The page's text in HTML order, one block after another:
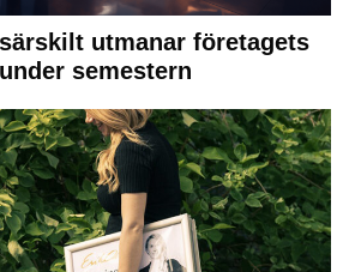
utmanar företagets
semestern